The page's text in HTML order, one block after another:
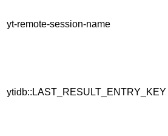
yt-remote-session-name
ytidb::LAST_RESULT_ENTRY_KEY